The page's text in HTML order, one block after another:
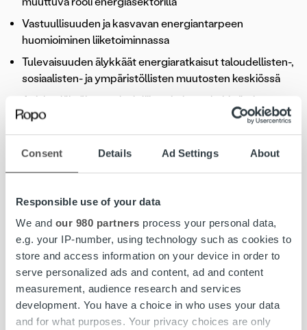
Consent Details Ad Settings About
Responsible use of your data
We and our 980 partners process your personal data,
e.g. your IP-number, using technology such as cookies to
store and access information on your device in order to
serve personalized ads and content, ad and content
measurement, audience research and services
development. You have a choice in who uses your data
and for what purposes. Your privacy choices are only
Vastuullisuuden ja kasvavan energiantarpeen
huomioiminen liiketoiminnassa
Tulevaisuuden älykkäät energiaratkaisut taloudellisten-,
sosiaalisten- ja ympäristöllisten muutosten keskiössä
Asiakaslähtöisen palveluliiketoiminnan kehittäminen
energia-alalla: tavoitteena asiakassitouttaminen ja
asiakaskokemuksen parantaminen
Lisätietoja tapahtumasta
#ropojengi energia-ala
laskun elinkaaripalvelu
Ropo Capital
VaikuttajaForum Energia